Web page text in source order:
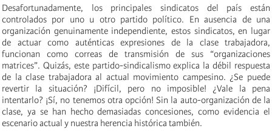
Desafortunadamente, los principales sindicatos del país están
controlados por uno u otro partido político. En ausencia de una
organización genuinamente independiente, estos sindicatos, en lugar
de actuar como auténticas expresiones de la clase trabajadora,
funcionan como correas de transmisión de sus “organizaciones
matrices”. Quizás, este partido-sindicalismo explica la débil respuesta
de la clase trabajadora al actual movimiento campesino. ¿Se puede
revertir la situación? ¡Difícil, pero no imposible! ¿Vale la pena
intentarlo? ¡Sí, no tenemos otra opción! Sin la auto-organización de la
clase, ya se han hecho demasiadas concesiones, como evidencia el
escenario actual y nuestra herencia histórica también.